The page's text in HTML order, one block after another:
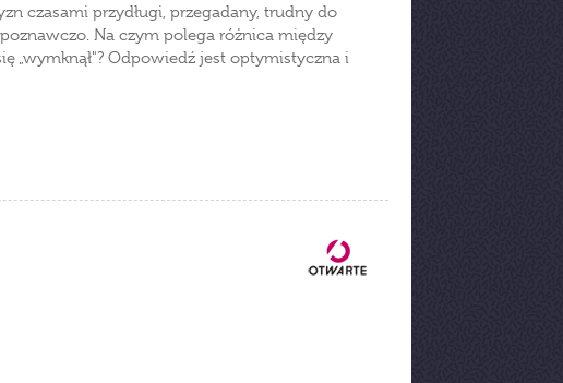
czasami przydługi, przegadany, trudny do
Na czym polega różnica między
„wymknął"? Odpowiedź jest optymistyczna i